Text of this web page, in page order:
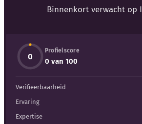
Externe bronnen
Woordenboek
Auteurs
Binnenkort verwacht op
0
Profielscore
0 van 100
Verifieerbaarheid
Ervaring
Expertise